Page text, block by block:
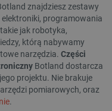
znajdziesz zestawy
elektroniki, programowania
jak robotyka,
którą nabywamy
narzędzia. Części
Botland dostarcza
projektu. Nie brakuje
pomiarowych, oraz
.